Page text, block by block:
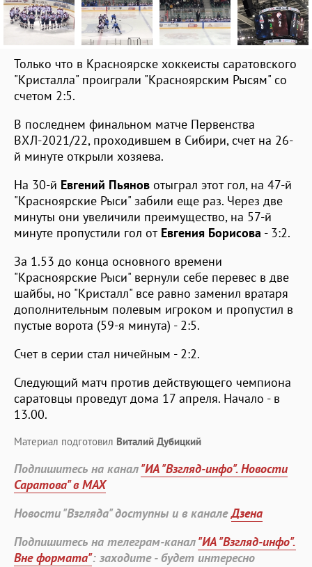
Только что в Красноярске хоккеисты саратовского
"Кристалла" проиграли "Красноярским Рысям" со
счетом 2:5.
В последнем финальном матче Первенства
ВХЛ-2021/22, проходившем в Сибири, счет на 26-
й минуте открыли хозяева.
На 30-й Евгений Пьянов отыграл этот гол, на 47-й
"Красноярские Рыси" забили еще раз. Через две
минуты они увеличили преимущество, на 57-й
минуте пропустили гол от Евгения Борисова - 3:2.
За 1.53 до конца основного времени
"Красноярские Рыси" вернули себе перевес в две
шайбы, но "Кристалл" все равно заменил вратаря
дополнительным полевым игроком и пропустил в
пустые ворота (59-я минута) - 2:5.
Счет в серии стал ничейным - 2:2.
Следующий матч против действующего чемпиона
саратовцы проведут дома 17 апреля. Начало - в
13.00.
Материал подготовил Виталий Дубицкий
Подпишитесь на канал"ИА "Взгляд-инфо". Новости
Саратова" в MAX
Новости "Взгляда" доступны и в каналеДзена
Подпишитесь на телеграм-канал"ИА "Взгляд-инфо".
Вне формата": заходите - будет интересно